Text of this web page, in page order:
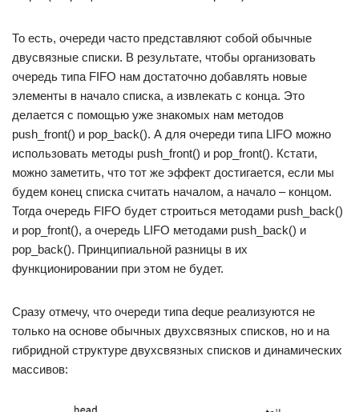
То есть, очереди часто представляют собой обычные
двусвязные списки. В результате, чтобы организовать
очередь типа FIFO нам достаточно добавлять новые
элементы в начало списка, а извлекать с конца. Это
делается с помощью уже знакомых нам методов
push_front() и pop_back(). А для очереди типа LIFO можно
использовать методы push_front() и pop_front(). Кстати,
можно заметить, что тот же эффект достигается, если мы
будем конец списка считать началом, а начало – концом.
Тогда очередь FIFO будет строиться методами push_back()
и pop_front(), а очередь LIFO методами push_back() и
pop_back(). Принципиальной разницы в их
функционировании при этом не будет.
Сразу отмечу, что очереди типа deque реализуются не
только на основе обычных двухсвязных списков, но и на
гибридной структуре двухсвязных списков и динамических
массивов: